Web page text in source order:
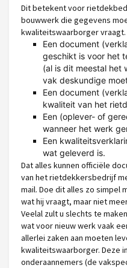
Dit betekent voor
bouwwerk die gegevens
kwaliteitswaarborger vraagt.
Een document
geschikt is voor het
(al is dit meestal het
vak deskundige
Een document
kwaliteit van het
Een (oplever- of
wanneer het werk
Een
wat geleverd is.
Dat alles kunnen officiële
van het rietdekkersbedrijf
mail. Doe dit alles zo simpel
wat hij vraagt, maar niet
Veelal zult u slechts te
wat voor nieuw werk vaak
allerlei zaken aan moeten
kwaliteitswaarborger. Deze
onderaannemers (de